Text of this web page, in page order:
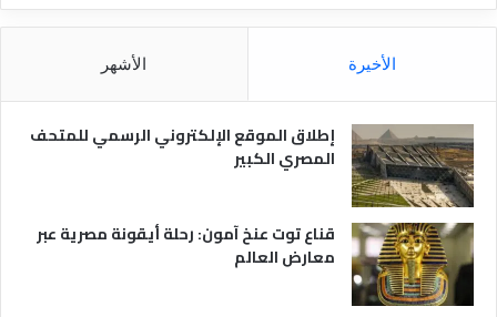
ا
ل
ر
ي
الأخيرة الأشهر
إطلاق الموقع الإلكتروني الرسمي للمتحف
المصري الكبير
قناع توت عنخ آمون: رحلة أيقونة مصرية عبر
معارض العالم